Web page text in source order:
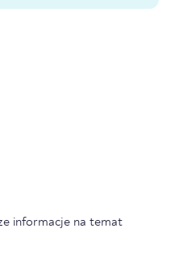
informacje na temat